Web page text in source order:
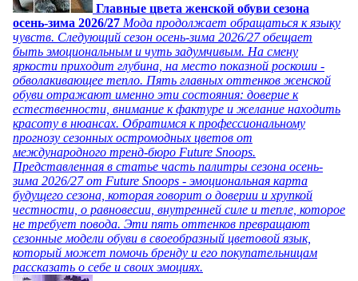
Главные цвета женской обуви сезона
осень-зима 2026/27 Мода продолжает обращаться к языку
чувств. Следующий сезон осень-зима 2026/27 обещает
быть эмоциональным и чуть задумчивым. На смену
яркости приходит глубина, на место показной роскоши -
обволакивающее тепло. Пять главных оттенков женской
обуви отражают именно эти состояния: доверие к
естественности, внимание к фактуре и желание находить
красоту в нюансах. Обратимся к профессиональному
прогнозу сезонных остромодных цветов от
международного тренд-бюро Future Snoops.
Представленная в статье часть палитры сезона осень-
зима 2026/27 от Future Snoops - эмоциональная карта
будущего сезона, которая говорит о доверии и хрупкой
честности, о равновесии, внутренней силе и тепле, которое
не требует повода. Эти пять оттенков превращают
сезонные модели обуви в своеобразный цветовой язык,
который может помочь бренду и его покупательницам
рассказать о себе и своих эмоциях.